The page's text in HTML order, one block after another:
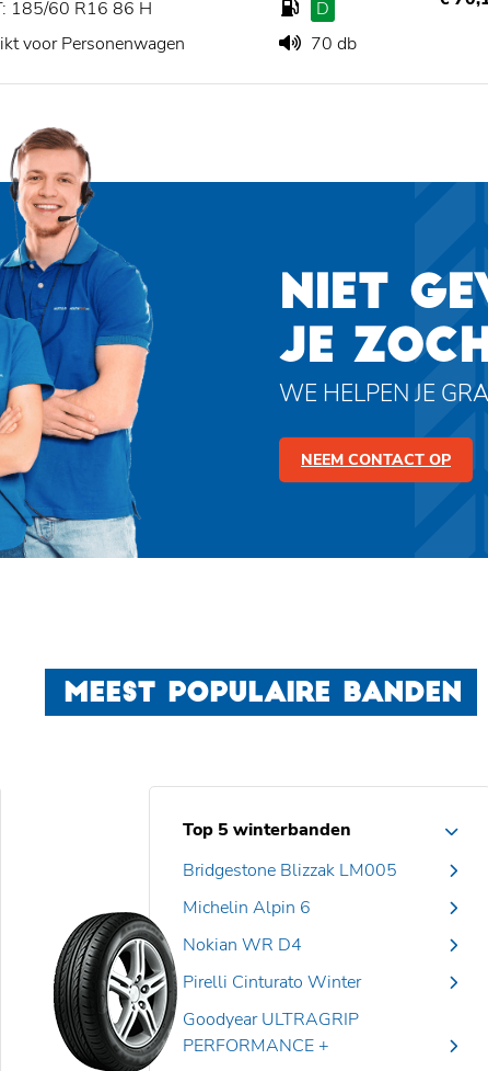
185/60 R16 86 H
voor Personenwagen
D
70 db
NIET
JE
WE HELPEN JE
NEEM CONTACT OP
MEEST POPULAIRE BANDEN
Top 5 winterbanden
Bridgestone Blizzak LM005
Michelin Alpin 6
Nokian WR D4
Pirelli Cinturato Winter
Goodyear ULTRAGRIP
PERFORMANCE +